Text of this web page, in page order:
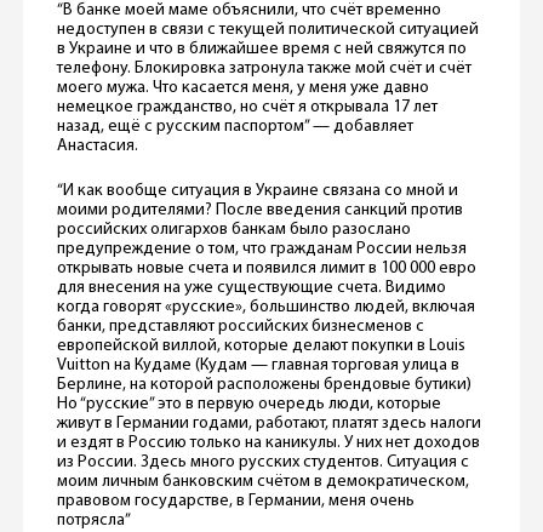
“В банке моей маме объяснили, что счёт временно
недоступен в связи с текущей политической ситуацией
в Украине и что в ближайшее время с ней свяжутся по
телефону. Блокировка затронула также мой счёт и счёт
моего мужа. Что касается меня, у меня уже давно
немецкое гражданство, но счёт я открывала 17 лет
назад, ещё с русским паспортом” — добавляет
Анастасия.
“И как вообще ситуация в Украине связана со мной и
моими родителями? После введения санкций против
российских олигархов банкам было разослано
предупреждение о том, что гражданам России нельзя
открывать новые счета и появился лимит в 100 000 евро
для внесения на уже существующие счета. Видимо
когда говорят «русские», большинство людей, включая
банки, представляют российских бизнесменов с
европейской виллой, которые делают покупки в Louis
Vuitton на Кудаме (Кудам — главная торговая улица в
Берлине, на которой расположены брендовые бутики)
Но “русские” это в первую очередь люди, которые
живут в Германии годами, работают, платят здесь налоги
и ездят в Россию только на каникулы. У них нет доходов
из России. Здесь много русских студентов. Ситуация с
моим личным банковским счётом в демократическом,
правовом государстве, в Германии, меня очень
потрясла”